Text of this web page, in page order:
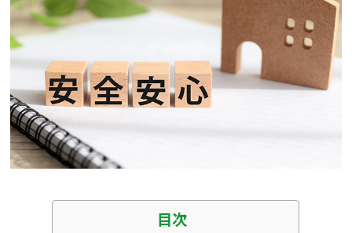
目次